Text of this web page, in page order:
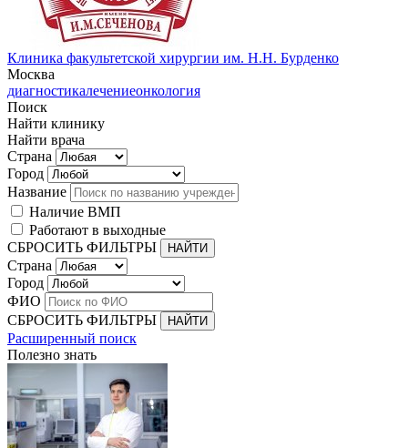
Клиника факультетской хирургии им. Н.Н. Бурденко
Москва
диагностикалечениеонкология
Поиск
Найти клинику
Найти врача
Страна
Город
Название
Наличие ВМП
Работают в выходные
СБРОСИТЬ ФИЛЬТРЫ
Страна
Город
ФИО
СБРОСИТЬ ФИЛЬТРЫ
Расширенный поиск
Полезно знать